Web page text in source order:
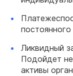
Ликвидный
Подойдет
активы